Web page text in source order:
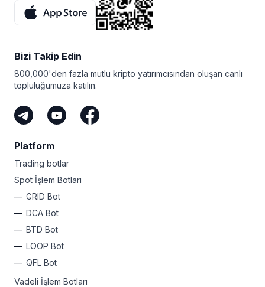
Bizi Takip Edin
800,000'den fazla mutlu kripto yatırımcısından oluşan canlı
topluluğumuza katılın.
Platform
Trading botlar
Spot İşlem Botları
GRID Bot
DCA Bot
BTD Bot
LOOP Bot
QFL Bot
Vadeli İşlem Botları